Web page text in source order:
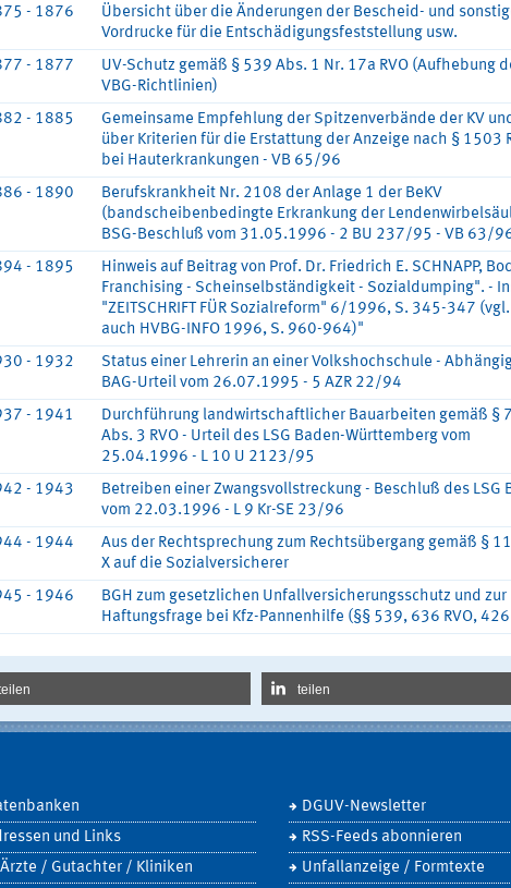
- 1876
Übersicht über die Änderungen der Bescheid- und
Vordrucke für die Entschädigungsfeststellung usw.
- 1877
UV-Schutz gemäß § 539 Abs. 1 Nr. 17a RVO (Aufhebung
VBG-Richtlinien)
- 1885
Gemeinsame Empfehlung der Spitzenverbände der KV
über Kriterien für die Erstattung der Anzeige nach § 1503
bei Hauterkrankungen - VB 65/96
- 1890
Berufskrankheit Nr. 2108 der Anlage 1 der BeKV
(bandscheibenbedingte Erkrankung der
BSG-Beschluß vom 31.05.1996 - 2 BU 237/95 - VB 63/
- 1895
Hinweis auf Beitrag von Prof. Dr. Friedrich E. SCHNAPP,
Franchising - Scheinselbständigkeit - Sozialdumping". -
"ZEITSCHRIFT FÜR Sozialreform" 6/1996, S. 345-347
auch HVBG-INFO 1996, S. 960-964)"
- 1932
Status einer Lehrerin an einer Volkshochschule -
BAG-Urteil vom 26.07.1995 - 5 AZR 22/94
- 1941
Durchführung landwirtschaftlicher Bauarbeiten gemäß §
Abs. 3 RVO - Urteil des LSG Baden-Württemberg vom
25.04.1996 - L 10 U 2123/95
- 1943
Betreiben einer Zwangsvollstreckung - Beschluß des LSG
vom 22.03.1996 - L 9 Kr-SE 23/96
- 1944
Aus der Rechtsprechung zum Rechtsübergang gemäß §
X auf die Sozialversicherer
- 1946
BGH zum gesetzlichen Unfallversicherungsschutz und zur
Haftungsfrage bei Kfz-Pannenhilfe (§§ 539, 636 RVO, 426
teilen
und Links
/ Gutachter / Kliniken
DGUV-Newsletter
RSS-Feeds abonnieren
Unfallanzeige / Formtexte